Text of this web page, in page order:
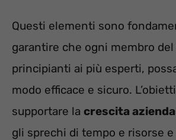
Questi elementi sono
garantire che ogni membro del
principianti ai più esperti,
modo efficace e sicuro.
supportare la crescita
gli sprechi di tempo e risorse